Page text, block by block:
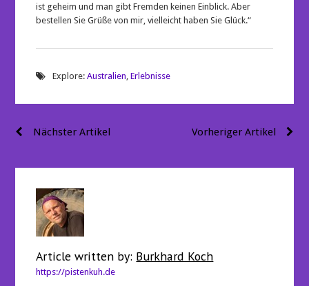
ist geheim und man gibt Fremden keinen Einblick. Aber
bestellen Sie Grüße von mir, vielleicht haben Sie Glück.“
Explore:Australien ,Erlebnisse
Beitragsnavigation Vorheriger Artikel
Nächster Artikel
Article written by: Burkhard Koch
https://pistenkuh.de